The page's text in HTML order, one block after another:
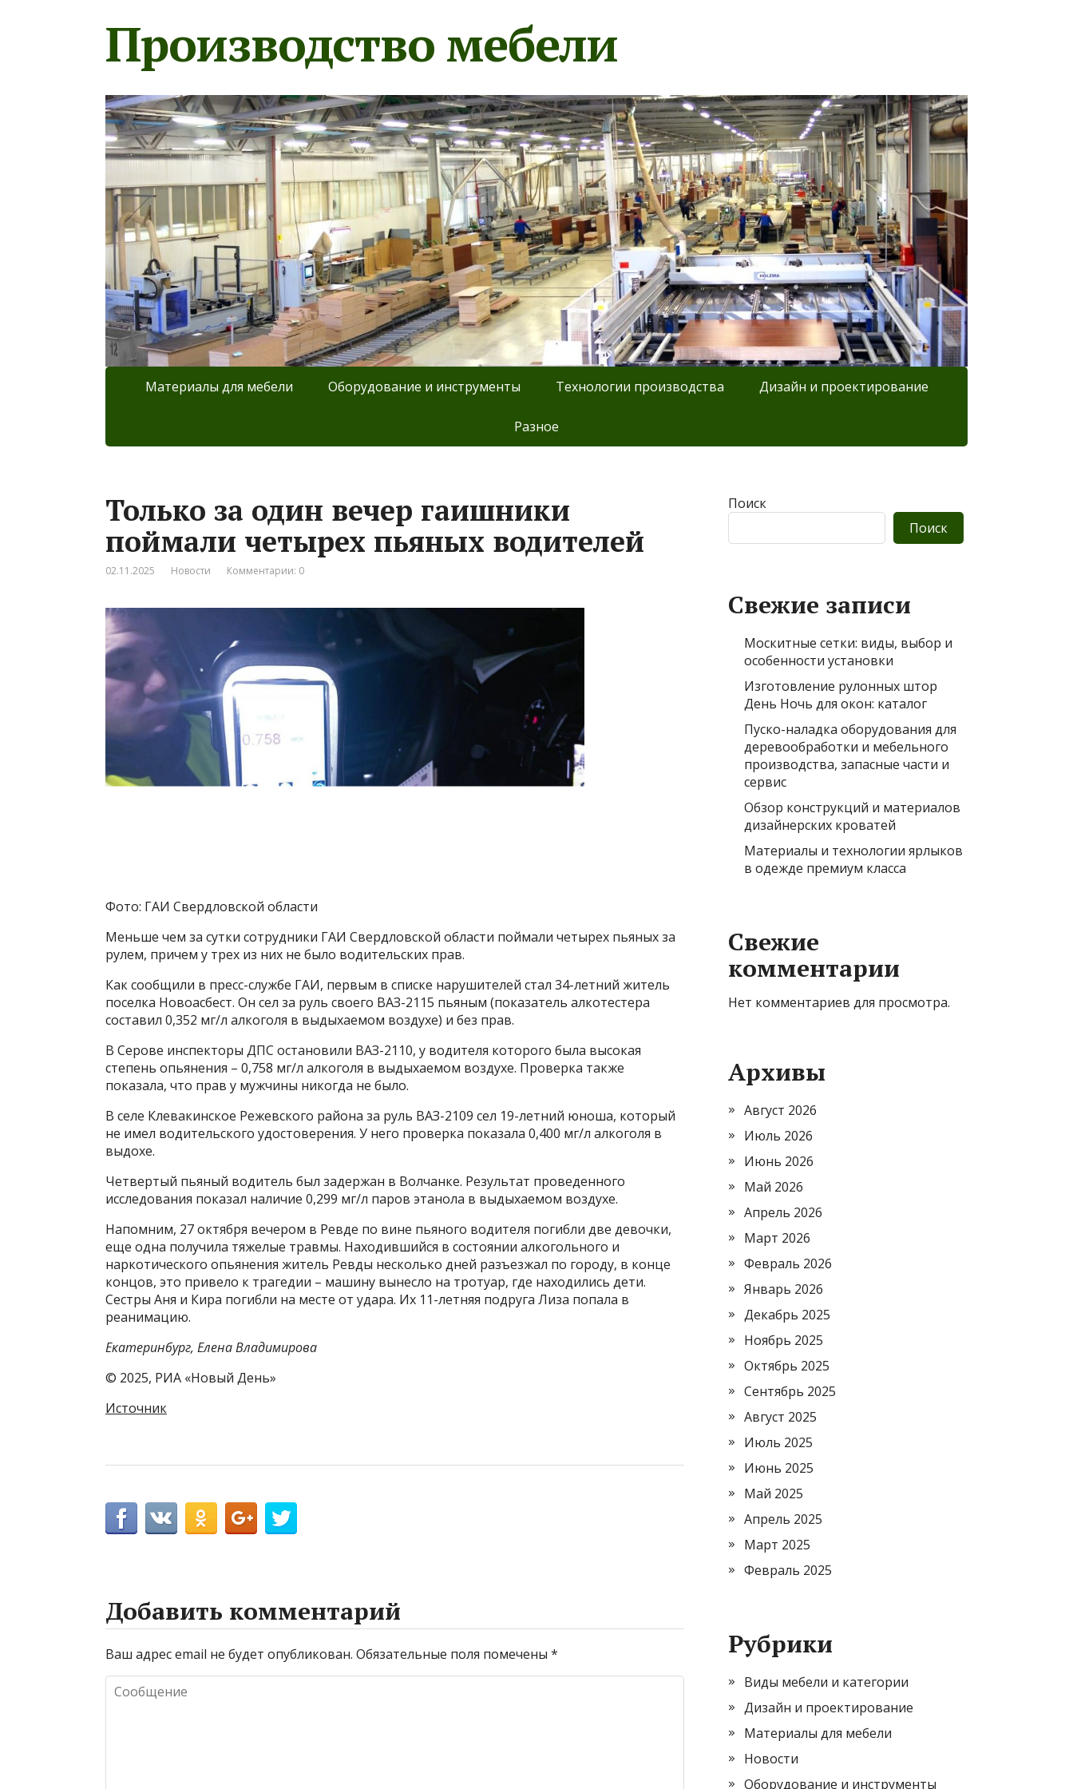
Производство мебели
Материалы для мебели Оборудование и инструменты Технологии производства Дизайн и проектирование
Разное
Только за один вечер гаишники
поймали четырех пьяных водителей
02.11.2025 Новости Комментарии: 0
Фото: ГАИ Свердловской области
Меньше чем за сутки сотрудники ГАИ Свердловской области поймали четырех пьяных за
рулем, причем у трех из них не было водительских прав.
Как сообщили в пресс-службе ГАИ, первым в списке нарушителей стал 34-летний житель
поселка Новоасбест. Он сел за руль своего ВАЗ-2115 пьяным (показатель алкотестера
составил 0,352 мг/л алкоголя в выдыхаемом воздухе) и без прав.
В Серове инспекторы ДПС остановили ВАЗ-2110, у водителя которого была высокая
степень опьянения – 0,758 мг/л алкоголя в выдыхаемом воздухе. Проверка также
показала, что прав у мужчины никогда не было.
В селе Клевакинское Режевского района за руль ВАЗ-2109 сел 19-летний юноша, который
не имел водительского удостоверения. У него проверка показала 0,400 мг/л алкоголя в
выдохе.
Четвертый пьяный водитель был задержан в Волчанке. Результат проведенного
исследования показал наличие 0,299 мг/л паров этанола в выдыхаемом воздухе.
Напомним, 27 октября вечером в Ревде по вине пьяного водителя погибли две девочки,
еще одна получила тяжелые травмы. Находившийся в состоянии алкогольного и
наркотического опьянения житель Ревды несколько дней разъезжал по городу, в конце
концов, это привело к трагедии – машину вынесло на тротуар, где находились дети.
Сестры Аня и Кира погибли на месте от удара. Их 11-летняя подруга Лиза попала в
реанимацию.
Екатеринбург, Елена Владимирова
© 2025, РИА «Новый День»
Источник
Добавить комментарий
Ваш адрес email не будет опубликован. Обязательные поля помечены *
Поиск
Поиск
Свежие записи
Москитные сетки: виды, выбор и
особенности установки
Изготовление рулонных штор
День Ночь для окон: каталог
Пуско-наладка оборудования для
деревообработки и мебельного
производства, запасные части и
сервис
Обзор конструкций и материалов
дизайнерских кроватей
Материалы и технологии ярлыков
в одежде премиум класса
Свежие
комментарии
Нет комментариев для просмотра.
Архивы
Август 2026
Июль 2026
Июнь 2026
Май 2026
Апрель 2026
Март 2026
Февраль 2026
Январь 2026
Декабрь 2025
Ноябрь 2025
Октябрь 2025
Сентябрь 2025
Август 2025
Июль 2025
Июнь 2025
Май 2025
Апрель 2025
Март 2025
Февраль 2025
Рубрики
Виды мебели и категории
Дизайн и проектирование
Материалы для мебели
Новости
Оборудование и инструменты